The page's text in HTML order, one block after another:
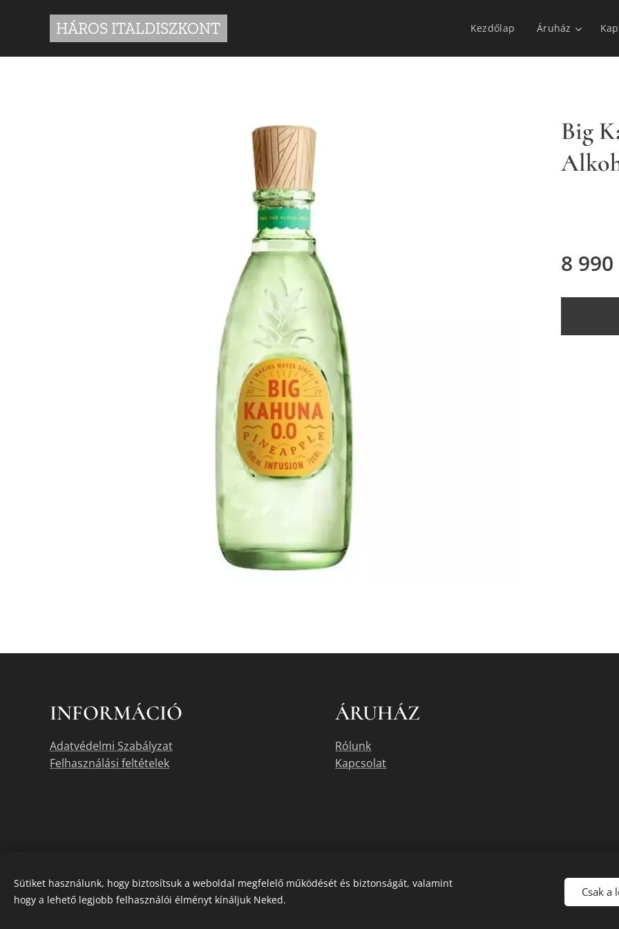
HÁROS ITALDISZKONT Kezdőlap Áruház
Big
8 990
INFORMÁCIÓ
Adatvédelmi Szabályzat
Felhasználási feltételek
ÁRUHÁZ
Rólunk
Kapcsolat
A termékek aktuális készletéről érdeklődjön az üzletben, vagy a megadott elérhetőségek
Sütiket használunk, hogy biztosítsuk a weboldal megfelelő működését és biztonságát, valamint
hogy a lehető legjobb felhasználói élményt kínáljuk Neked.
Csak a